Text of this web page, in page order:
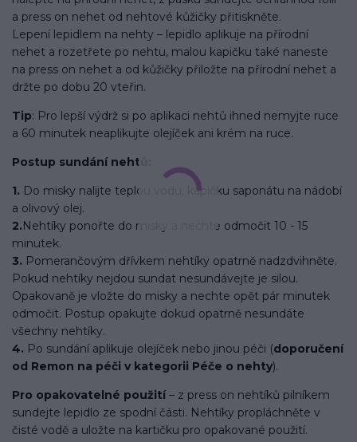
a press on nehet od nehtové kůžičky přitiskněte.
Lepení lepidlem na nehty – lepidlo aplikuje na přírodní
nehet a rozetřete po nehtu, malou kapičku také naneste
na press on nehet a od kůžičky přiložte na přírodní nehet a
držte po dobu 20 vteřin.
Tip: Pro lepší výdrž si po aplikaci nehtů ihned nemyjte ruce
a 60 minutek neaplikujte olejíček ani krém na ruce.
Postup sundání nehtů:
1. Do misky nalijte teplou vodu, kapičku saponátu na nádobí
a olivový olej.
2.Nehtíky ponořte do misky a nechte odmočit 10 - 15
minutek.
3. Pomerančovým dřívkem nehtíky opatrně nadzdvihněte.
Pokud nehtíky nejdou sundat nesundávejte je silou.
Opakovaně je vložte do misky a nechte opět pár minutek
odmočit. Postup opakujte dokud opatrně nesundáte
všechny nehtíky.
4. Po sundání aplikuje olejíček nebo jinou péči (doporučení
od Remon na péči v kategorii Péče o nehty).
Pro opakovatelné použití– z press on nehtíků pilníkem
sundejte lepidlo ze spodní části. Nehtíky propláchněte v
čisté vodě a uložte na kartičku pro opakované použití.